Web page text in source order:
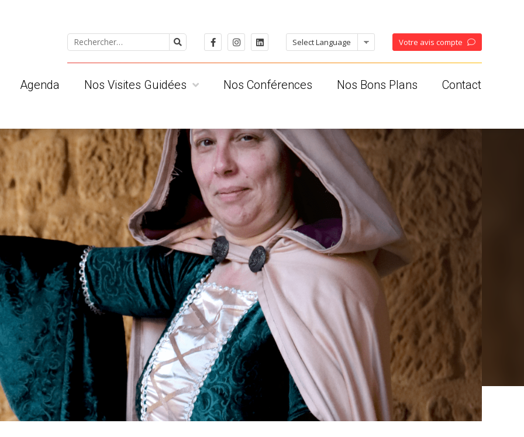
Votre avis compte
Agenda Nos Visites Guidées
Les Cluedos
Les Régionales
Pour les scolaires
Visites privatives
Conditions Générales de Vente
Nos Conférences Nos Bons Plans Contact